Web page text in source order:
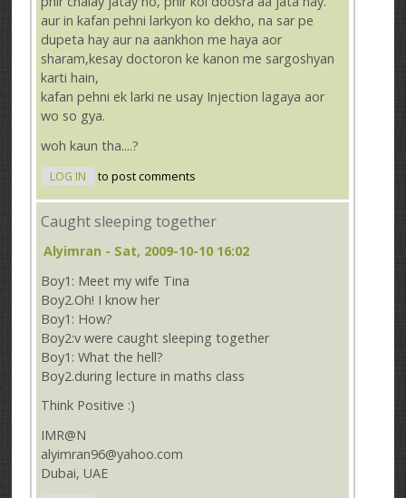
aur in kafan pehni larkyon ko dekho, na sar pe
dupeta hay aur na aankhon me haya aor
sharam,kesay doctoron ke kanon me sargoshyan
karti hain,
kafan pehni ek larki ne usay Injection lagaya aor
wo so gya.
woh kaun tha....?
LOG IN to post comments
Caught sleeping together
Alyimran - Sat, 2009-10-10 16:02
Boy1: Meet my wife Tina
Boy2.Oh! I know her
Boy1: How?
Boy2:v were caught sleeping together
Boy1: What the hell?
Boy2.during lecture in maths class
Think Positive :)
IMR@N
alyimran96@yahoo.com
Dubai, UAE